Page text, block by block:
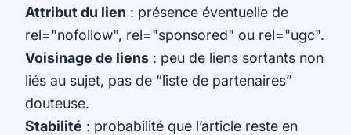
Attribut du lien : présence éventuelle de
rel="nofollow", rel="sponsored" ou rel="ugc".
Voisinage de liens : peu de liens sortants non
liés au sujet, pas de “liste de partenaires”
douteuse.
Stabilité : probabilité que l’article reste en